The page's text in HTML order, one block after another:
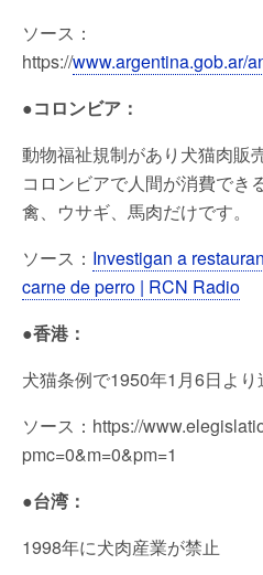
ソース：
https://www.argentina.gob.ar/
●コロンビア：
動物福祉規制があり犬猫肉販
コロンビアで人間が消費でき
禽、ウサギ、馬肉だけです。
ソース： Investigan a
carne de perro | RCN Radio
●香港：
犬猫条例で1950年1月6日より
ソース：https://
pmc=0&m=0&pm=1
●台湾：
1998年に犬肉産業が禁止